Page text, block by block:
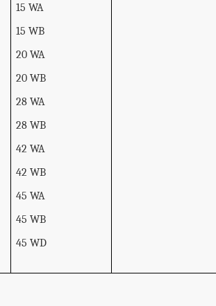
15 WA
15 WB
20 WA
20 WB
28 WA
28 WB
42 WA
42 WB
45 WA
45 WB
45 WD